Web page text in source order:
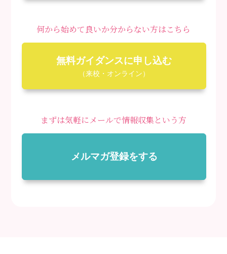
何から始めて良いか分からない方はこちら
無料ガイダンスに申し込む
（来校・オンライン）
まずは気軽にメールで情報収集という方
メルマガ登録をする